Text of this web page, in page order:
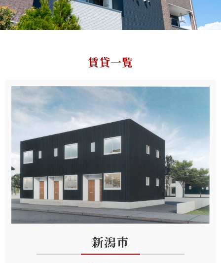
業務案内
不動産
販売物件
賃貸
プライバシーポリシー
賃貸一覧
新潟市